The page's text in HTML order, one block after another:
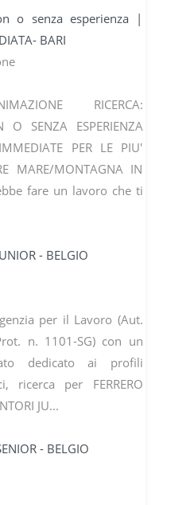
o senza esperienza |
BARI
RICERCA:
O SENZA ESPERIENZA
PER LE PIU'
MARE/MONTAGNA IN
fare un lavoro che ti
- BELGIO
per il Lavoro (Aut.
n. 1101-SG) con un
dedicato ai profili
ricerca per FERRERO
JU...
- BELGIO